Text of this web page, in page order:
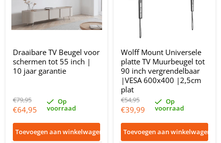
Draaibare TV Beugel voor
schermen tot 55 inch |
10 jaar garantie
Oorspronkelijke
prijs
€79,95
Huidige
prijs
€64,95
Op
voorraad
Toevoegen aan winkelwagen
Wolff Mount Universele
platte TV Muurbeugel tot
90 inch vergrendelbaar
|VESA 600x400 |2,5cm
plat
Oorspronkelijke
prijs
€54,95
Huidige
prijs
€39,99
Op
voorraad
Toevoegen aan winkelwagen